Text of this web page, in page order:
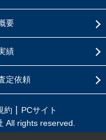
要
績
定依頼
約
PCサイト
All rights reserved.